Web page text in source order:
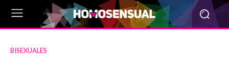
BISEXUALES